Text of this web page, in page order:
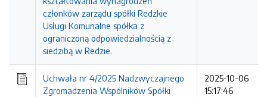
członków zarządu spółki Redzkie
Usługi Komunalne spółka z
ograniczoną odpowiedzialnością z
siedzibą w Redzie.
Uchwała nr 4/2025 Nadzwyczajnego
Zgromadzenia Wspólników Spółki
2025-10-06
15:17:46